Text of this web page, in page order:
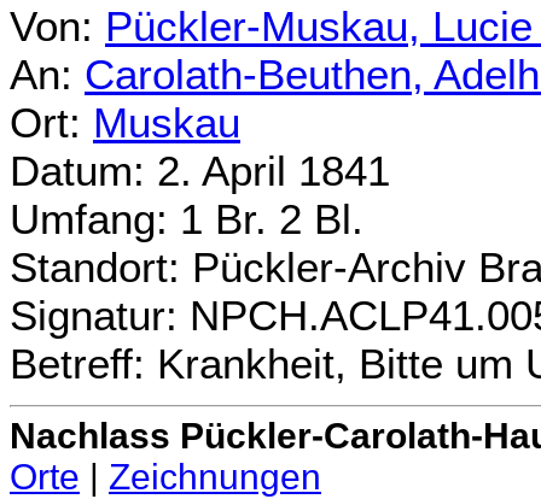
Von: Pückler-Muskau,
An: Carolath-Beuthen,
Ort: Muskau
Datum: 2. April 1841
Umfang: 1 Br. 2 Bl.
Standort: Pückler-Archiv
Signatur:
Betreff: Krankheit, Bitte um
Nachlass Pückler-Carolath-
Orte
Zeichnungen